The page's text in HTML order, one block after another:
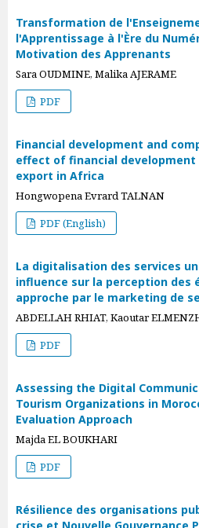
Transformation de
l'Apprentissage à l'Ère du
Motivation des Apprenants
Sara OUDMINE, Malika AJERAME
PDF
Financial development and
effect of financial
export in Africa
Hongwopena Evrard TALNAN
PDF (English)
La digitalisation des services
influence sur la perception des
approche par le marketing de
ABDELLAH RHIAT, Kaoutar
PDF
Assessing the Digital
Tourism Organizations in
Evaluation Approach
Majda EL BOUKHARI
PDF
Résilience des organisations